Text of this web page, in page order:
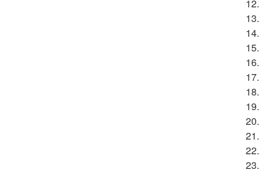
12.
13.
14.
15.
16.
17.
18.
19.
20.
21.
22.
23.